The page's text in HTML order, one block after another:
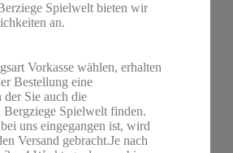
Spielwelt bieten wir
an.
Vorkasse wählen, erhalten
Bestellung eine
der Sie auch die
Spielwelt finden.
uns eingegangen ist, wird
Versand gebracht.Je nach